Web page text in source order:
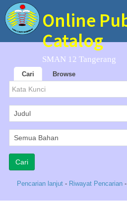
Online
Catalog
SMAN 12 Tangerang
Cari Browse
Pencarian lanjut - Riwayat Pencarian -